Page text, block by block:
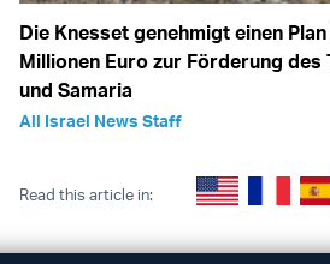
Die Knesset genehmigt einen
Millionen Euro zur Förderung des
und Samaria
All Israel News Staff
Read this article in: